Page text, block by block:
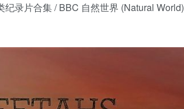
纪录片合集 / BBC 自然世界 (Natural World)